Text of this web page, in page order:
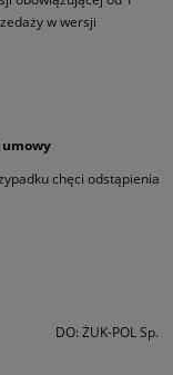
w wersji
umowy
chęci odstąpienia
Sp.